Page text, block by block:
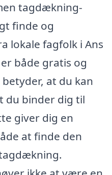
tagdækning-
finde og
lokale fagfolk i Ans
både gratis og
at du kan
du binder dig til
giver dig en
at finde den